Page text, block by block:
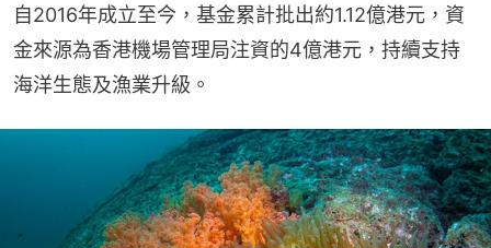
自2016年成立至今，基金累計批出約1.12億港元，資
金來源為香港機場管理局注資的4億港元，持續支持
海洋生態及漁業升級。